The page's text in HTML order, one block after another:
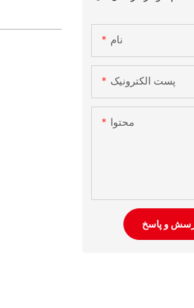
نام
پست الکترونیک
محتوا
و پاسخ